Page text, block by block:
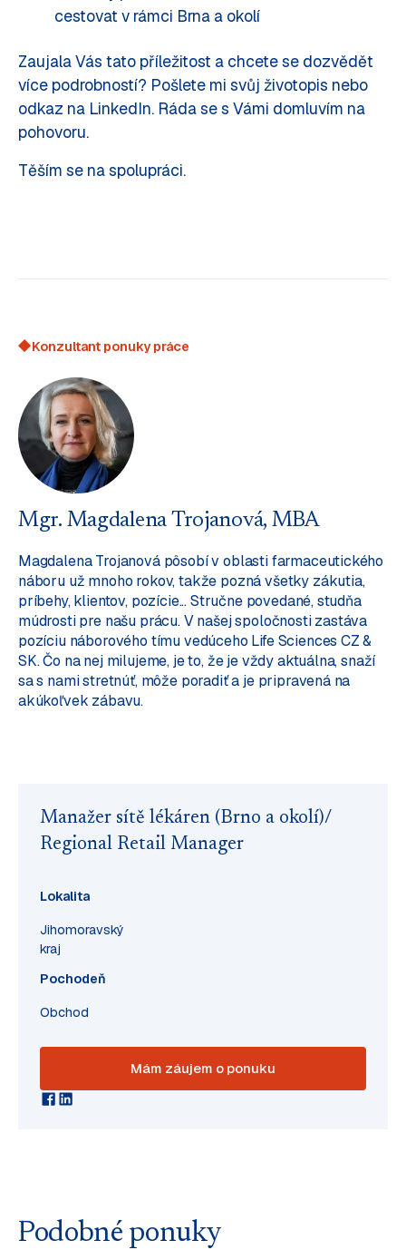
cestovat v rámci Brna a okolí
Zaujala Vás tato příležitost a chcete se dozvědět
více podrobností? Pošlete mi svůj životopis nebo
odkaz na LinkedIn. Ráda se s Vámi domluvím na
pohovoru.
Těším se na spolupráci.
Konzultant ponuky práce
Mgr. Magdalena Trojanová, MBA
Magdalena Trojanová pôsobí v oblasti farmaceutického
náboru už mnoho rokov, takže pozná všetky zákutia,
príbehy, klientov, pozície... Stručne povedané, studňa
múdrosti pre našu prácu. V našej spoločnosti zastáva
pozíciu náborového tímu vedúceho Life Sciences CZ &
SK. Čo na nej milujeme, je to, že je vždy aktuálna, snaží
sa s nami stretnúť, môže poradiť a je pripravená na
akúkoľvek zábavu.
Manažer sítě lékáren (Brno a okolí)/
Regional Retail Manager
Lokalita
Jihomoravský
kraj
Pochodeň
Obchod
Mám záujem o ponuku
Podobné ponuky